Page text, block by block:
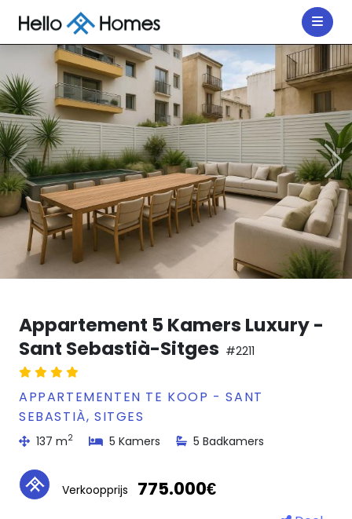
Appartement 5 Kamers Luxury -
Sant Sebastià-Sitges #2211
APPARTEMENTEN TE KOOP - SANT
SEBASTIÀ, SITGES
137 m2 5 Kamers 5 Badkamers
Verkoopprijs 775.000€